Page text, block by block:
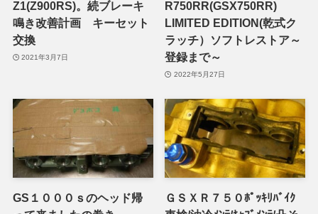
Z1(Z900RS)。続ブレーキ
鳴き改善計画 キーセット
交換
2021年3月7日
R750RR(GSX750RR)
LIMITED EDITION(乾式ク
ラッチ）ソフトレストア～
登録まで～
2022年5月27日
GS１０００ｓのヘッド帰
ＧＳＸＲ７５０ﾎﾟｯｷﾘﾊﾞｲｸ